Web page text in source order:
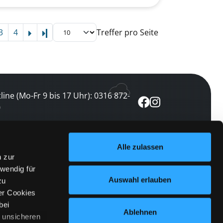
zur
für
Cookies
unsicheren
Alle zulassen
Auswahl erlauben
Ablehnen
4 Letzte Seite Treffer pro Seite
(Mo-Fr 9 bis 17 Uhr): 0316 872-
abonnieren
keine Veranstaltung verpassen
abonnieren